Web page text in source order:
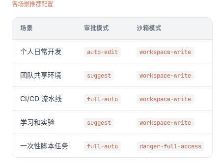
各场景推荐配置
场景 审批模式 沙箱模式
个人日常开发 auto-edit workspace-write
团队共享环境 suggest workspace-write
CI/CD 流水线 full-auto workspace-write
学习和实验 suggest workspace-write
一次性脚本任务 full-auto danger-full-access